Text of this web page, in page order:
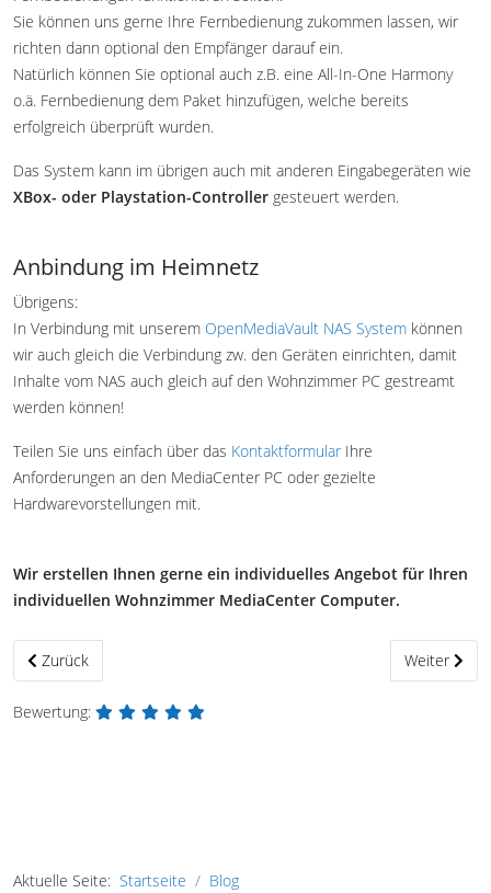
Sie können uns gerne Ihre Fernbedienung zukommen lassen, wir
richten dann optional den Empfänger darauf ein.
Natürlich können Sie optional auch z.B. eine All-In-One Harmony
o.ä. Fernbedienung dem Paket hinzufügen, welche bereits
erfolgreich überprüft wurden.
Das System kann im übrigen auch mit anderen Eingabegeräten wie
XBox- oder Playstation-Controller gesteuert werden.
Anbindung im Heimnetz
Übrigens:
In Verbindung mit unserem OpenMediaVault NAS System können
wir auch gleich die Verbindung zw. den Geräten einrichten, damit
Inhalte vom NAS auch gleich auf den Wohnzimmer PC gestreamt
werden können!
Teilen Sie uns einfach über das Kontaktformular Ihre
Anforderungen an den MediaCenter PC oder gezielte
Hardwarevorstellungen mit.
Wir erstellen Ihnen gerne ein individuelles Angebot für Ihren
individuellen Wohnzimmer MediaCenter Computer.
Vorheriger Beitrag: Leistungsfähiges Linux NAS Laufwerk
Zurück Nächster
Weiter
Bewertung:
Aktuelle Seite: Startseite
Blog